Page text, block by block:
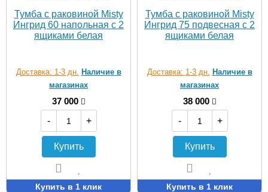
Тумба с раковиной Misty
Ингрид 60 напольная с 2
ящиками белая
Доставка: 1-3 дн. Наличие в
магазинах
37 000
-
+
Купить
Купить в 1 клик
Тумба с раковиной Misty
Ингрид 75 подвесная с 2
ящиками белая
Доставка: 1-3 дн. Наличие в
магазинах
38 000
-
+
Купить
Купить в 1 клик